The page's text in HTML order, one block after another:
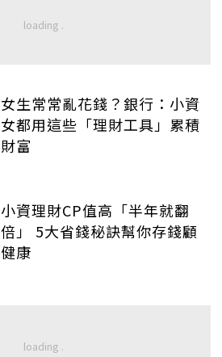
女生常常亂花錢？銀行：小資
女都用這些「理財工具」累積
財富
小資理財CP值高「半年就翻
倍」 5大省錢秘訣幫你存錢顧
健康